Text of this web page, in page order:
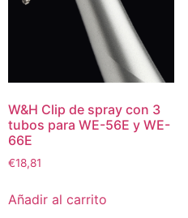
W&H Clip de spray con 3
tubos para WE-56E y WE-
66E
€18,81
Añadir al carrito